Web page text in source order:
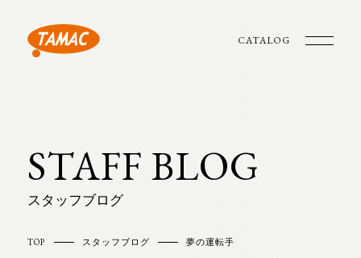
CATALOG
STAFF BLOG
スタッフブログ
TOP スタッフブログ 夢の運転手